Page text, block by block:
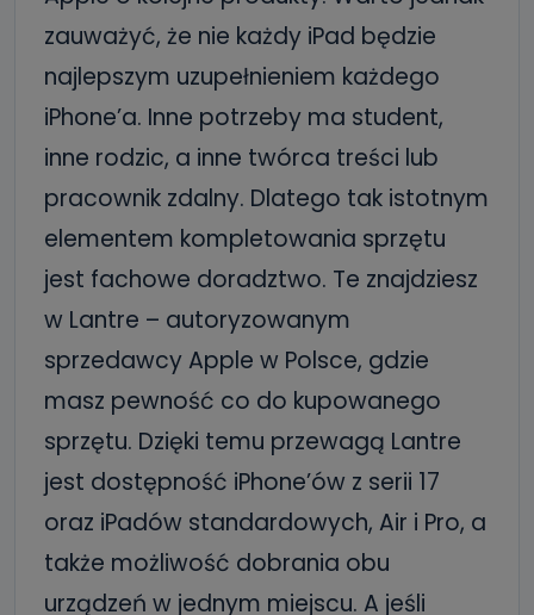
mają Państwo prawo do żądania od Telewizji Kablowa
Pro-Art z siedzibą w miejscowości Ostrów Wielkopolski (63-
400) przy ul. Wolności 19 dostępu do danych osobowych
dotyczących Państwa oraz uzyskania ich kopii, a także
ograniczenia ich przetwarzania oraz prawo wniesienia
sprzeciwu wobec ich przetwarzania.
Do kiedy Państwa dane osobowe będą
przechowywane?
Do czasu wycofania zgody lub, jeśli dane będą
administratora – do momentu wniesienia sprzeciwu.
Jakie dane osobowe przetwarzamy?
Przetwarzane kategorie Państwa danych osobowych to
zostały przekazane w Państwa imieniu) lub dane osobowe,
które zostały zebrane ze źródeł publicznie dostępnych, w
szczególności: imię i nazwisko, adres e-mail, telefon
kontaktowy, adres korespondencyjny. Odbiorcą Pastwa
oraz partnerzy wspomagający administratora w jego
biznesowej działalności.
Jak skontaktować się z inspektorem
danych osobowych?
zauważyć, że nie każdy iPad będzie
najlepszym uzupełnieniem każdego
iPhone’a. Inne potrzeby ma student,
inne rodzic, a inne twórca treści lub
pracownik zdalny. Dlatego tak istotnym
elementem kompletowania sprzętu
jest fachowe doradztwo. Te znajdziesz
w Lantre – autoryzowanym
sprzedawcy Apple w Polsce, gdzie
masz pewność co do kupowanego
sprzętu. Dzięki temu przewagą Lantre
jest dostępność iPhone’ów z serii 17
oraz iPadów standardowych, Air i Pro, a
także możliwość dobrania obu
urządzeń w jednym miejscu. A jeśli